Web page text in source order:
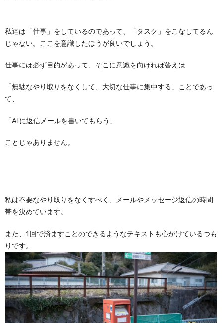
私達は「仕事」をしているのであって、「タスク」をこなしてるん
じゃない。ここを意識したほうが良いでしょう。
仕事には必ず目的があって、そこに意識を向ければ答えは
「無駄なやり取りをなくして、大切な仕事に集中する」ことであっ
て、
「AIに返信メールを書いてもらう」
ことじゃありません。
私は不要なやり取りをなくすべく、メールやメッセージ返信の時間
帯を決めています。
また、1回で済ますことのできるようなテキストも心がけているつも
りです。